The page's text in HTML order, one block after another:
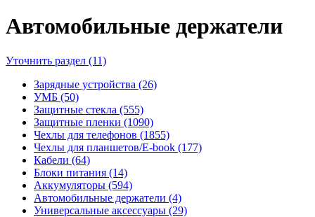
Автомобильные держатели
Уточнить раздел (11)
Зарядные устройства (26)
УМБ (50)
Защитные стекла (555)
Защитные пленки (1090)
Чехлы для телефонов (1855)
Чехлы для планшетов/E-book (177)
Кабели (64)
Блоки питания (14)
Аккумуляторы (594)
Автомобильные держатели (4)
Универсальные аксессуары (29)